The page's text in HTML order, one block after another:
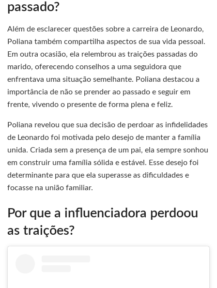
passado?
Além de esclarecer questões sobre a carreira de Leonardo,
Poliana também compartilha aspectos de sua vida pessoal.
Em outra ocasião, ela relembrou as traições passadas do
marido, oferecendo conselhos a uma seguidora que
enfrentava uma situação semelhante. Poliana destacou a
importância de não se prender ao passado e seguir em
frente, vivendo o presente de forma plena e feliz.
Poliana revelou que sua decisão de perdoar as infidelidades
de Leonardo foi motivada pelo desejo de manter a família
unida. Criada sem a presença de um pai, ela sempre sonhou
em construir uma família sólida e estável. Esse desejo foi
determinante para que ela superasse as dificuldades e
focasse na união familiar.
Por que a influenciadora perdoou
as traições?